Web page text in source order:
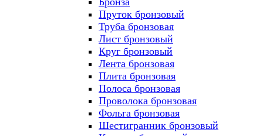
Пруток бронзовый
Труба бронзовая
Лист бронзовый
Круг бронзовый
Лента бронзовая
Плита бронзовая
Полоса бронзовая
Проволока бронзовая
Фольга бронзовая
Шестигранник бронзовый